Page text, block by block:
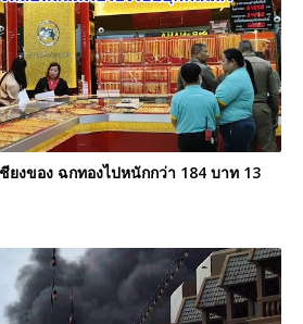
ยงของ ฉกทองไปหนักกว่า 184 บาท 13